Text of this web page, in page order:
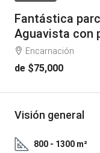
Fantástica
Aguavista con
Encarnación
de $75,000
Visión general
800 - 1300 m²